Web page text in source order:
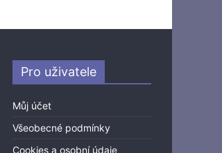
Pro uživatele
Můj účet
Všeobecné podmínky
Cookies a osobní údaje